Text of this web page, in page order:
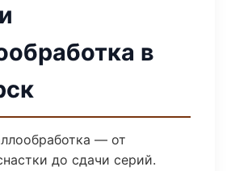
в
— от
до сдачи серий.